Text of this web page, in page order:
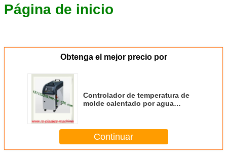
Página de inicio
Obtenga el mejor precio por
Controlador de temperatura de
molde calentado por agua
temperatura 180C, buen precio,
venta al por mayor
Continuar